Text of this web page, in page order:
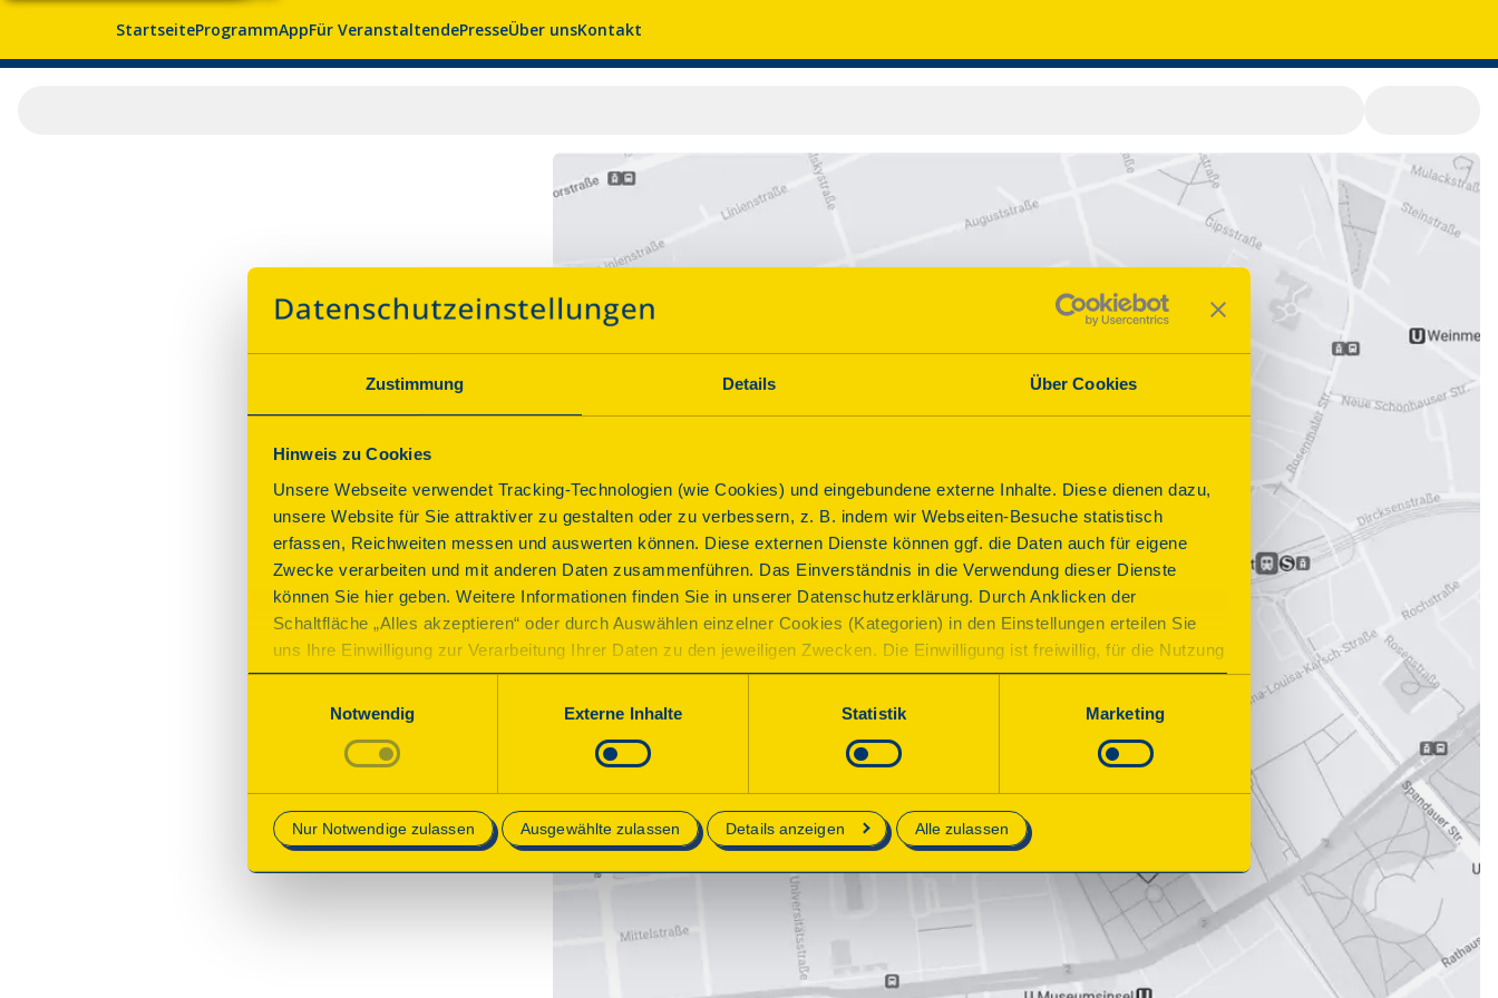
Zustimmung Details Über Cookies
Hinweis zu Cookies
Unsere Webseite verwendet Tracking-Technologien (wie Cookies) und eingebundene externe Inhalte. Diese dienen dazu,
unsere Website für Sie attraktiver zu gestalten oder zu verbessern, z. B. indem wir Webseiten-Besuche statistisch
erfassen, Reichweiten messen und auswerten können. Diese externen Dienste können ggf. die Daten auch für eigene
Zwecke verarbeiten und mit anderen Daten zusammenführen. Das Einverständnis in die Verwendung dieser Dienste
können Sie hier geben. Weitere Informationen finden Sie in unserer Datenschutzerklärung. Durch Anklicken der
Schaltfläche „Alles akzeptieren“ oder durch Auswählen einzelner Cookies (Kategorien) in den Einstellungen erteilen Sie
uns Ihre Einwilligung zur Verarbeitung Ihrer Daten zu den jeweiligen Zwecken. Die Einwilligung ist freiwillig, für die Nutzung
des Onlineangebots nicht erforderlich und kann jederzeit aktualisiert oder widerrufen werden. Wenn Sie das Consent Tool
mit „Speichern“ bestätigen, werden nur essenzielle Cookies auf der Webseite gesetzt, die technisch notwendig und für den
Notwendig
Externe Inhalte Statistik Marketing
Nur Notwendige zulassen Ausgewählte zulassen Details anzeigen Alle zulassen
StartseiteProgrammAppFür VeranstaltendePresseÜber unsKontakt